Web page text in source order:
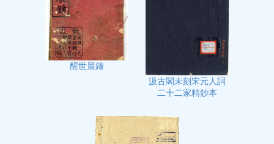
醒世晨鐘
汲古閣未刻宋元人詞
二十二家精鈔本